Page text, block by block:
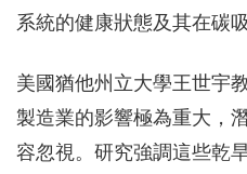
系統的健康狀態及其在碳
美國猶他州立大學王世宇
製造業的影響極為重大，
容忽視。研究強調這些乾